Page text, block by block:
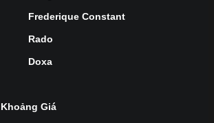
Frederique Constant
Rado
Doxa
Khoảng Giá